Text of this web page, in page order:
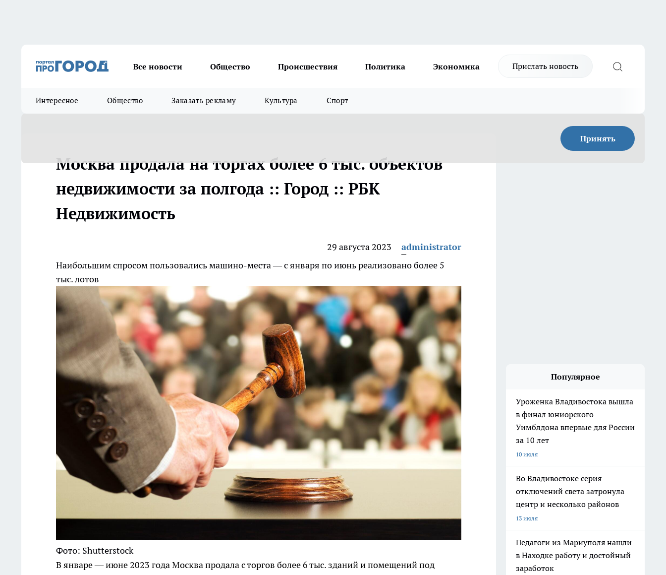
Все новости Общество Происшествия Политика Экономика Прислать новость
Интересное Общество Заказать рекламу Культура Спорт
Принять
Москва продала на торгах более 6 тыс. объектов
недвижимости за полгода :: Город :: РБК
Недвижимость
29 августа 2023
administrator
Наибольшим спросом пользовались машино-места — с января по июнь реализовано более 5
тыс. лотов
Фото: Shutterstock
В январе — июне 2023 года Москва продала с торгов более 6 тыс. зданий и помещений под
Популярное
Уроженка Владивостока вышла
в финал юниорского
Уимблдона впервые для России
за 10 лет
10 июля
Во Владивостоке серия
отключений света затронула
центр и несколько районов
13 июля
Педагоги из Мариуполя нашли
в Находке работу и достойный
заработок